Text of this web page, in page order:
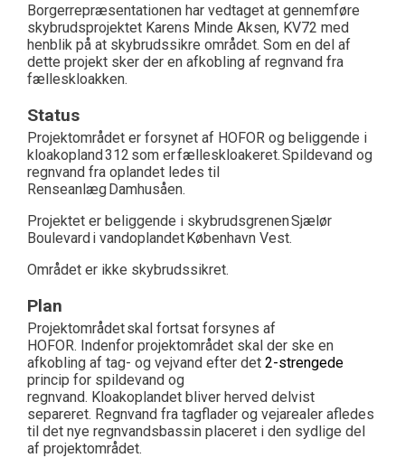
Borgerrepræsentationen har vedtaget at gennemføre
skybrudsprojektet Karens Minde Aksen, KV72 med
henblik på at skybrudssikre området. Som en del af
dette projekt sker der en afkobling af regnvand fra
fælleskloakken.
Status
Projektområdet er forsynet af HOFOR og beliggende i
kloakopland 312 som er fælleskloakeret. Spildevand og
regnvand fra oplandet ledes til
Renseanlæg Damhusåen.
Projektet er beliggende i skybrudsgrenen Sjælør
Boulevard i vandoplandet København Vest.
Området er ikke skybrudssikret.
Plan
Projektområdet skal fortsat forsynes af
HOFOR. Indenfor projektområdet skal der ske en
afkobling af tag- og vejvand efter det 2-strengede
princip for spildevand og
regnvand. Kloakoplandet bliver herved delvist
separeret. Regnvand fra tagflader og vejarealer afledes
til det nye regnvandsbassin placeret i den sydlige del
af projektområdet.